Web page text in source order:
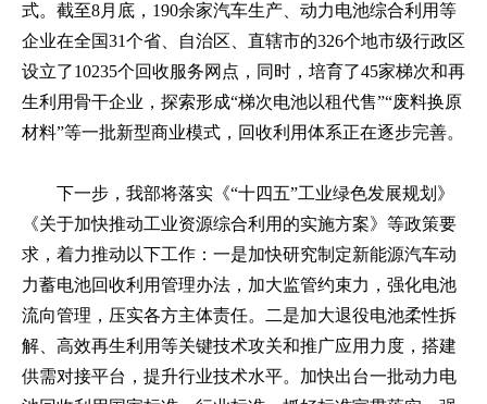
式。截至8月底，190余家汽车生产、动力电池综合利用等
企业在全国31个省、自治区、直辖市的326个地市级行政区
设立了10235个回收服务网点，同时，培育了45家梯次和再
生利用骨干企业，探索形成“梯次电池以租代售”“废料换原
材料”等一批新型商业模式，回收利用体系正在逐步完善。
下一步，我部将落实《“十四五”工业绿色发展规划》
《关于加快推动工业资源综合利用的实施方案》等政策要
求，着力推动以下工作：一是加快研究制定新能源汽车动
力蓄电池回收利用管理办法，加大监管约束力，强化电池
流向管理，压实各方主体责任。二是加大退役电池柔性拆
解、高效再生利用等关键技术攻关和推广应用力度，搭建
供需对接平台，提升行业技术水平。加快出台一批动力电